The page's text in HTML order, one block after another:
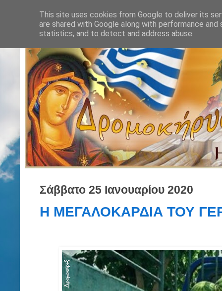
Σάββατο 25 Ιανουαρίου 2020
Η ΜΕΓΑΛΟΚΑΡΔΙΑ ΤΟΥ
This site uses cookies from Google to deliver its
are shared with Google along with performance
statistics, and to detect and address abuse.